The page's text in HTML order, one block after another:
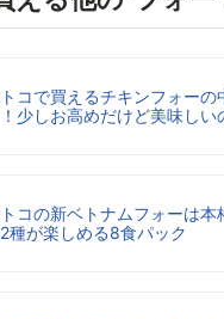
コで買えるチキンフォーの
少しお高めだけど美味しい
コの新ベトナムフォーは本
種が楽しめる8食パック